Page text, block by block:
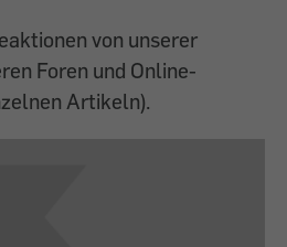
von unserer
Foren und Online-
Artikeln).